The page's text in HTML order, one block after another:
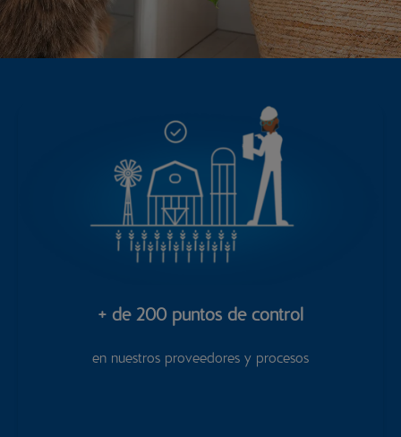
+ de 200 puntos de control
en nuestros proveedores y procesos